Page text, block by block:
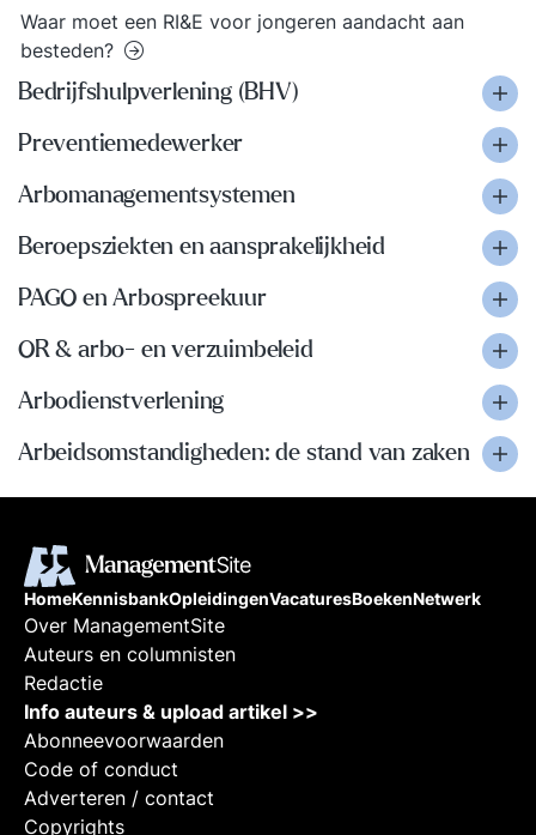
Waar moet een RI&E voor jongeren aandacht aan
besteden?
Bedrijfshulpverlening (BHV)
Preventiemedewerker
Arbomanagementsystemen
Beroepsziekten en aansprakelijkheid
PAGO en Arbospreekuur
OR & arbo- en verzuimbeleid
Arbodienstverlening
Arbeidsomstandigheden: de stand van zaken
HomeKennisbankOpleidingenVacaturesBoekenNetwerk
Over ManagementSite
Auteurs en columnisten
Redactie
Info auteurs & upload artikel >>
Abonneevoorwaarden
Code of conduct
Adverteren / contact
Copyrights